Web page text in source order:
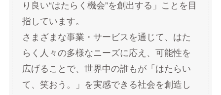
り良い“はたらく機会”を創出する」ことを目
指しています。
さまざまな事業・サービスを通じて、はた
らく人々の多様なニーズに応え、可能性を
広げることで、世界中の誰もが「はたらい
て、笑おう。」を実感できる社会を創造し